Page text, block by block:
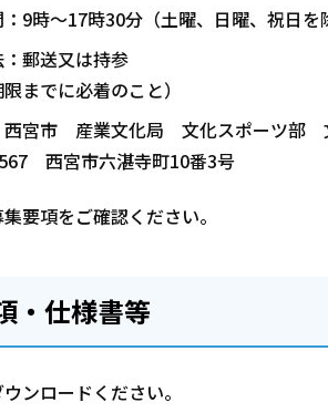
9時～17時30分（土曜、日曜、祝日を
郵送又は持参
限までに必着のこと）
西宮市 産業文化局 文化スポーツ部
西宮市六湛寺町10番3号
要項をご確認ください。
・仕様書等
ンロードください。